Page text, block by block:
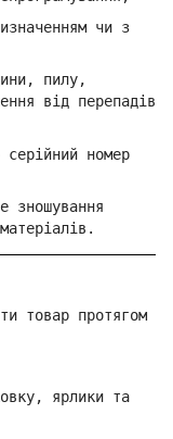
чи з
пилу,
від перепадів
серійний номер
зношування
товар протягом
ярлики та